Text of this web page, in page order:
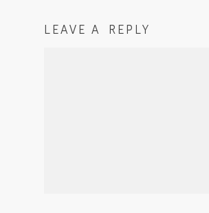
LEAVE A REPLY